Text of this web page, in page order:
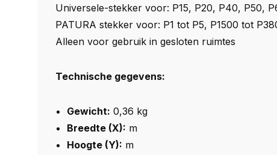
Universele-stekker voor: P15, P20, P40, P50,
PATURA stekker voor: P1 tot P5, P1500 tot
Alleen voor gebruik in gesloten ruimtes
Technische gegevens:
Gewicht: 0,36 kg
Breedte (X): m
Hoogte (Y): m